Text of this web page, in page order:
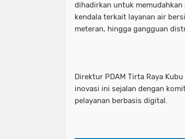
dihadirkan untuk
kendala terkait layanan air
meteran, hingga gangguan
Direktur PDAM Tirta Raya
inovasi ini sejalan dengan
pelayanan berbasis digital.